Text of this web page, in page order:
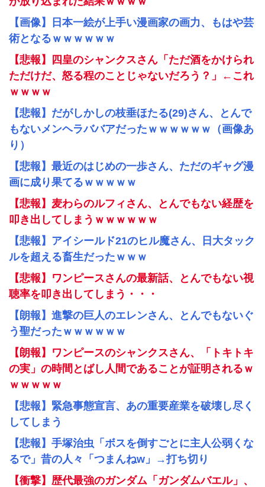
【画像】日本一絵が上手い漫画家の画力、もはや芸
術となるｗｗｗｗｗｗ
【悲報】四皇のシャンクスさん「ただ酒をかけられ
ただけだ、怒る程のことじゃないだろう？」←これ
ｗｗｗｗ
【悲報】だがしかしの枝垂ほたる(29)さん、とんで
もないメンヘラババアだったｗｗｗｗｗｗ（画像あ
り）
【悲報】最近のはじめの一歩さん、ただのギャグ漫
画に成り果てるｗｗｗｗｗ
【悲報】麦わらのルフィさん、とんでもない経歴を
叩き出してしまうｗｗｗｗｗｗ
【悲報】アイシールド21のヒル魔さん、日大タック
ルを超える畜生だったｗｗｗ
【悲報】ワンピースさんの最新話、とんでもない視
聴率を叩き出してしまう・・・
【朗報】進撃の巨人のエレンさん、とんでもないぐ
う聖だったｗｗｗｗｗｗ
【朗報】ワンピースのシャンクスさん、「トキトキ
の実」の時間とばし人間であることが証明されるｗ
ｗｗｗｗｗ
【悲報】緊急事態宣言、あの重要産業を破壊し尽く
してしまう
【悲報】手塚治虫「ボスを倒すごとに主人公弱くな
るで」昔の人々「つまんねw」→打ち切り
【衝撃】歴代最強のガンダム「ガンダムバエル」、